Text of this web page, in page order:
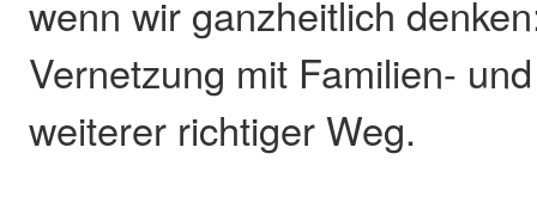
wenn wir ganzheitlich
Vernetzung mit Familien-
weiterer richtiger Weg.